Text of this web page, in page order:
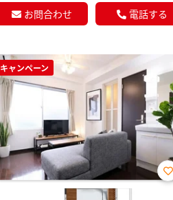
お問合わせ 電話する
キャンペーン
お気